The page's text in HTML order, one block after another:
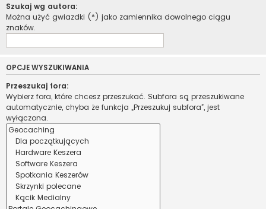
Szukaj wg autora:
Można użyć gwiazdki (*) jako zamiennika dowolnego ciągu
znaków.
OPCJE WYSZUKIWANIA
Przeszukaj fora:
Wybierz fora, które chcesz przeszukać. Subfora są przeszukiwane
automatycznie, chyba że funkcja „Przeszukuj subfora”, jest
wyłączona.